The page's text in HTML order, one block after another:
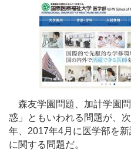
森友学園問題、加計学園
惑」ともいわれる問題が、
年、2017年4月に医学部を新
に関する問題だ。